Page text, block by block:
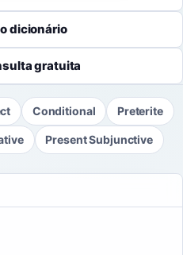
dicionário
gratuita
Conditional Preterite
Present Subjunctive